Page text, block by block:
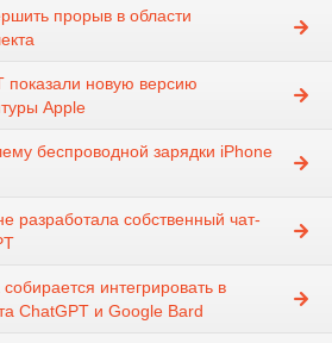
прорыв в области
показали новую версию
Apple
беспроводной зарядки iPhone
разработала собственный чат-
интегрировать в
ChatGPT и Google Bard